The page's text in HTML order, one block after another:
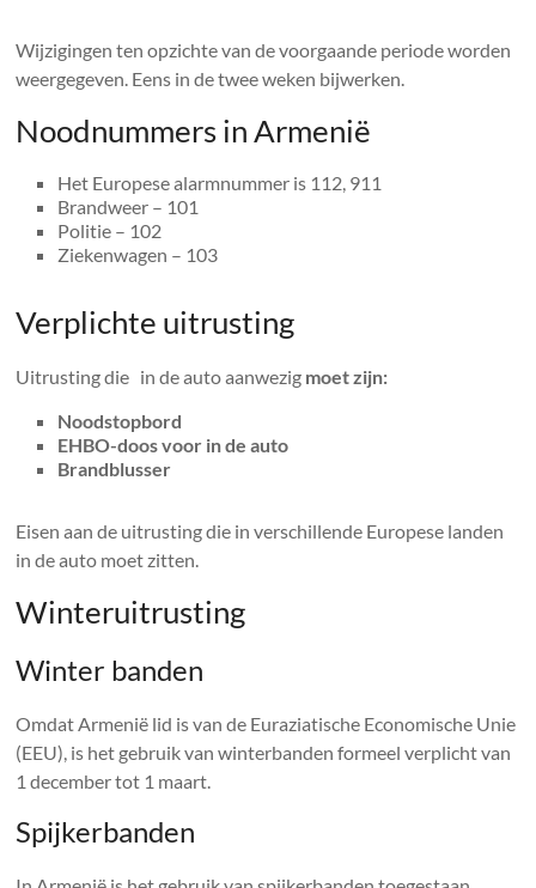
Wijzigingen ten opzichte van de voorgaande periode worden
weergegeven. Eens in de twee weken bijwerken.
Noodnummers in Armenië
Het Europese alarmnummer is 112, 911
Brandweer – 101
Politie – 102
Ziekenwagen – 103
Verplichte uitrusting
Uitrusting die in de auto aanwezig moet zijn:
Noodstopbord
EHBO-doos voor in de auto
Brandblusser
Eisen aan de uitrusting die in verschillende Europese landen
in de auto moet zitten.
Winteruitrusting
Winter banden
Omdat Armenië lid is van de Euraziatische Economische Unie
(EEU), is het gebruik van winterbanden formeel verplicht van
1 december tot 1 maart.
Spijkerbanden